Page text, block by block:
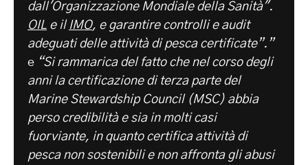
dall'Organizzazione Mondiale della Sanità".
OIL e il IMO, e garantire controlli e audit
adeguati delle attività di pesca certificate”.”
e “Si rammarica del fatto che nel corso degli
anni la certificazione di terza parte del
Marine Stewardship Council (MSC) abbia
perso credibilità e sia in molti casi
fuorviante, in quanto certifica attività di
pesca non sostenibili e non affronta gli abusi